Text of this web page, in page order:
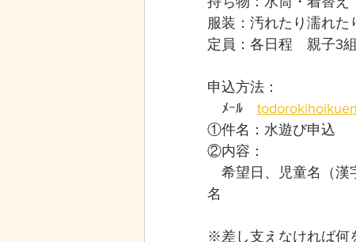
服装：汚れたり濡れ
定員：各日程　親子3
申込方法：
ﾒｰﾙ
①件名：水遊び申込
②内容：
希望日、児童名（漢
名
※差し支えなければ何